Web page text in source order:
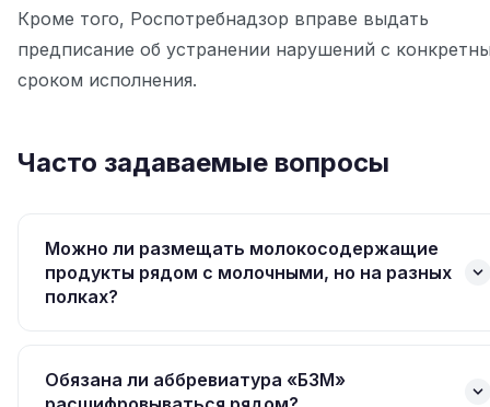
Кроме того, Роспотребнадзор вправе выдать
предписание об устранении нарушений с
сроком исполнения.
Часто задаваемые вопросы
Можно ли размещать молокосодержащие
продукты рядом с молочными, но на разных
полках?
разделение: разные ценники, надписи или
Обязана ли аббревиатура «БЗМ»